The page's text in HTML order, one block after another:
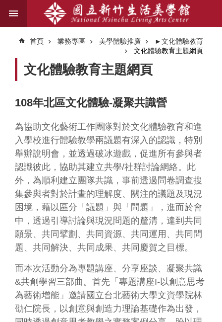
跳到主要內容區塊
關
於
們
藝
文
訊
業
務
民
首頁 業務專區 美學體驗推廣
►文化體驗教育
文化體驗教育主題網頁
文化體驗教育主題網頁
108年北區文化體驗-凝聚共識營
為協助文化藝術工作團隊對於文化體驗教育和進
入學校進行體驗教學兩議題有深入的認識，特別
舉辦說明會，並透過破冰遊戲，促進所有參與者
認識彼此，協助其建立共學/社群討論網絡。此
外，為順利建立團隊共識，事前透過問卷調查搜
集參與者對於計畫的理解度、關注的議題及現況
困境，藉以區分「議題」與「問題」，進而於會
中，透過引導討論與現況問題的釐清，達到共同
願景、共同擘劃、共同資源、共同運用、共同問
題、共同解決、共同成果、共同慶賀之目標。
而本次活動分為專題講座、分享座談、凝聚共識
&共創學習三部曲。首先「專題講座I-以創意思考
為藝術增能」邀請國立台北藝術大學文資學院林
劭仁院長，以創意與創造力理論基礎作為出發，